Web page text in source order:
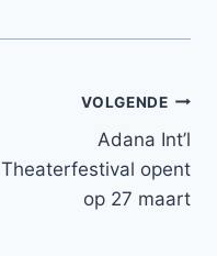
VOLGENDE
Adana Int’l
Theaterfestival opent
op 27 maart